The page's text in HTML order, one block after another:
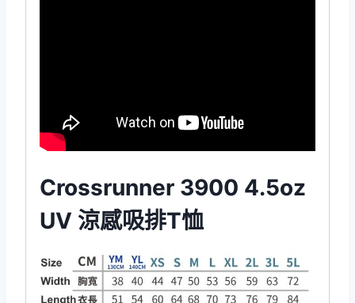
Crossrunner 3900 4.5oz
UV 涼感吸排T恤